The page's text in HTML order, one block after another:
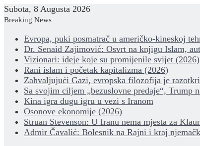
Subota, 8 Augusta 2026
Breaking News
Evropa, puki posmatrač u američko-kineskoj
Dr. Senaid Zajimović: Osvrt na knjigu Islam,
Vizionari: ideje koje su promijenile svijet (2026)
Rani islam i početak kapitalizma (2026)
Zahvaljujući Gazi, evropska filozofija je
Sa svojim ciljem „bezuslovne predaje“, Trump
Kina igra dugu igru u vezi s Iranom
Osonove ekonomije (2026)
Struan Stevenson: U Iranu nema mjesta za
Admir Čavalić: Bolesnik na Rajni i kraj